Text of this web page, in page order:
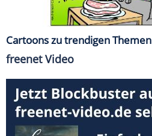
Cartoons zu trendigen Themen
freenet Video